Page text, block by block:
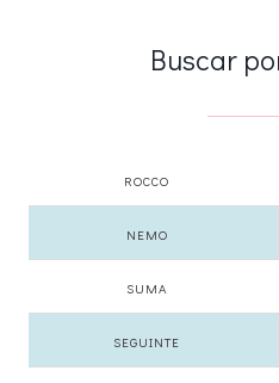
Buscar
ROCCO
NEMO
SUMA
SEGUINTE